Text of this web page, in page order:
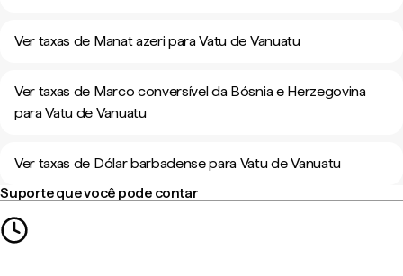
Ver taxas de Manat azeri para Vatu de Vanuatu
Ver taxas de Marco conversível da Bósnia e Herzegovina
para Vatu de Vanuatu
Ver taxas de Dólar barbadense para Vatu de Vanuatu
Suporte que você pode contar